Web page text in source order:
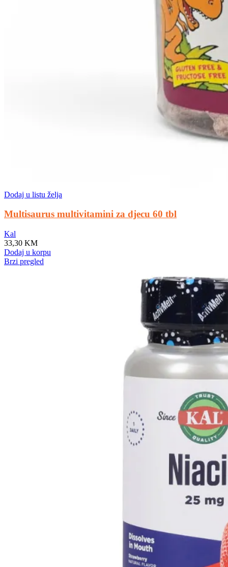
Dodaj u listu želja
Multisaurus multivitamini za djecu 60 tbl
Kal
33,30 KM
Dodaj u korpu
Brzi pregled